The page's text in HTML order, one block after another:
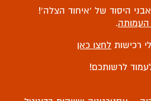
היסוד של ‘איחוד הצלה’!
.
רכישות לחצו כאן
לרשותכם!